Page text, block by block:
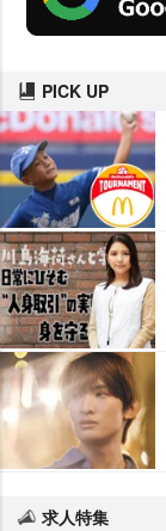
PICK UP
求人特集